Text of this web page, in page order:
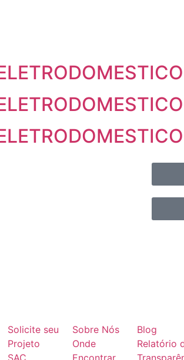
Solicite seu
Projeto
SAC
Sobre Nós
Onde
Encontrar
Blog
Relatório